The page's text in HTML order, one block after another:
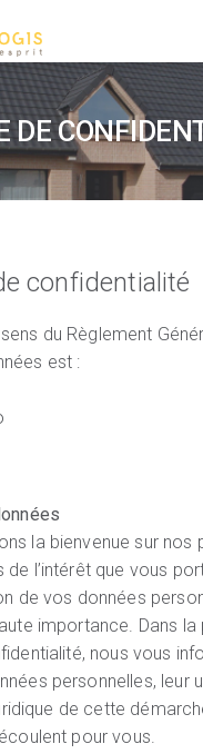
DE
confidentialité
du Règlement
est :
la bienvenue sur nos
l’intérêt que vous
de vos données
importance. Dans la
nous vous
personnelles, leur
de cette
pour vous.